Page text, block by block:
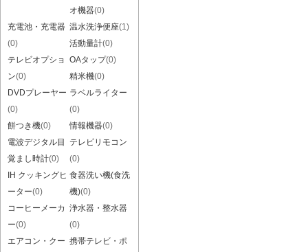
オ機器(0)
充電池・充電器
(0)
温水洗浄便座(1)
活動量計(0)
テレビオプショ
ン(0)
OAタップ(0)
精米機(0)
DVDプレーヤー
(0)
ラベルライター
(0)
餅つき機(0) 情報機器(0)
電波デジタル目
覚まし時計(0)
テレビリモコン
(0)
IH クッキングヒ
ーター(0)
食器洗い機(食洗
機)(0)
コーヒーメーカ
ー(0)
浄水器・整水器
(0)
エアコン・クー 携帯テレビ・ポ